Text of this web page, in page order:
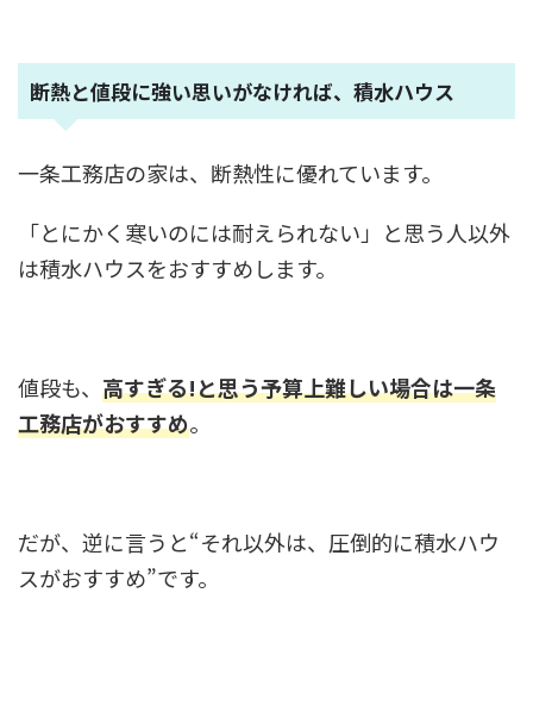
断熱と値段に強い思いがなければ、積水ハウス
一条工務店の家は、断熱性に優れています。
「とにかく寒いのには耐えられない」と思う人以外
は積水ハウスをおすすめします。
値段も、 高すぎる!と思う予算上難しい場合は一条
工務店がおすすめ。
だが、逆に言うと“それ以外は、圧倒的に積水ハウ
スがおすすめ”です。